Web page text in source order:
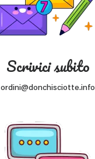
Scrivici subito
ordini@donchisciotte.info